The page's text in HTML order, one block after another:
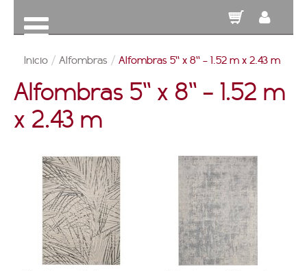
Inicio / Alfombras / Alfombras 5'' x 8'' - 1.52 m x 2.43 m
Alfombras 5'' x 8'' - 1.52 m
x 2.43 m